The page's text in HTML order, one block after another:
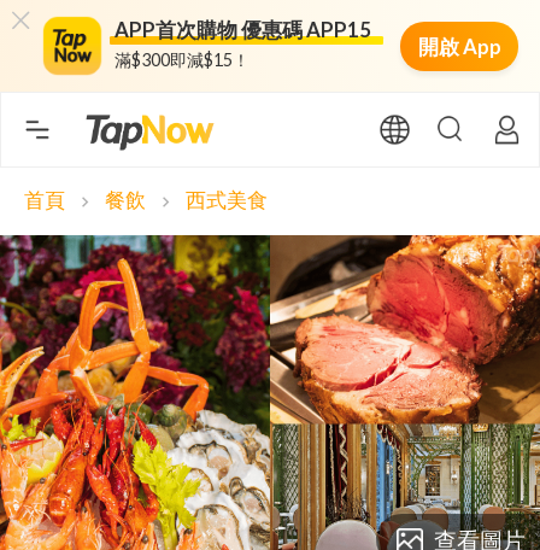
APP首次購物 優惠碼 APP15
滿$300即減$15！
開啟 App
首頁 chevron_right 餐飲 chevron_right 西式美食
查看圖片